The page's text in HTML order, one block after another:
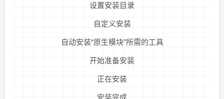
设置安装目录
自定义安装
自动安装“原生模块”所需的工具
开始准备安装
正在安装
安装完成